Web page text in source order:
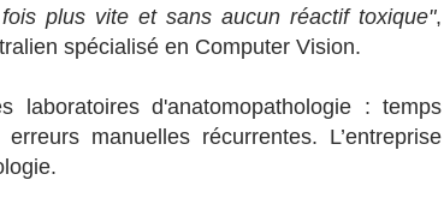
plus vite et sans aucun réactif toxique",
spécialisé en Computer Vision.
laboratoires d'anatomopathologie : temps
manuelles récurrentes. L’entreprise